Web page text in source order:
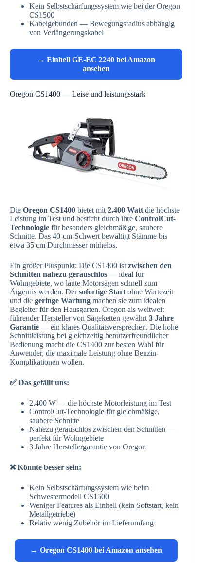
Kein Selbstschärfungssystem wie bei der Oregon
CS1500
Kabelgebunden — Bewegungsradius abhängig
von Verlängerungskabel
→ Einhell GE-EC 2240 bei Amazon
ansehen
Oregon CS1400 — Leise und leistungsstark
Die Oregon CS1400 bietet mit 2.400 Watt die höchste
Leistung im Test und besticht durch ihre ControlCut-
Technologie für besonders gleichmäßige, saubere
Schnitte. Das 40-cm-Schwert bewältigt Stämme bis
etwa 35 cm Durchmesser mühelos.
Ein großer Pluspunkt: Die CS1400 ist zwischen den
Schnitten nahezu geräuschlos — ideal für
Wohngebiete, wo laute Motorsägen schnell zum
Ärgernis werden. Dersofortige Start ohne Wartezeit
und die geringe Wartung machen sie zum idealen
Begleiter für den Hausgarten. Oregon als weltweit
führender Hersteller von Sägeketten gewährt 3 Jahre
Garantie — ein klares Qualitätsversprechen. Die hohe
Schnittleistung bei gleichzeitig benutzerfreundlicher
Bedienung macht die CS1400 zur besten Wahl für
Anwender, die maximale Leistung ohne Benzin-
Komplikationen wollen.
✅ Das gefällt uns:
2.400 W — die höchste Motorleistung im Test
ControlCut-Technologie für gleichmäßige,
saubere Schnitte
Nahezu geräuschlos zwischen den Schnitten —
perfekt für Wohngebiete
3 Jahre Herstellergarantie von Oregon
❌ Könnte besser sein:
Kein Selbstschärfungssystem wie beim
Schwestermodell CS1500
Weniger Features als Einhell (kein Softstart, kein
Metallgetriebe)
Relativ wenig Zubehör im Lieferumfang
→ Oregon CS1400 bei Amazon ansehen